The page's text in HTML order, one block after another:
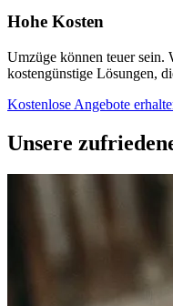
Hohe Kosten
Umzüge können teuer sein.
kostengünstige Lösungen,
Kostenlose Angebote
Unsere